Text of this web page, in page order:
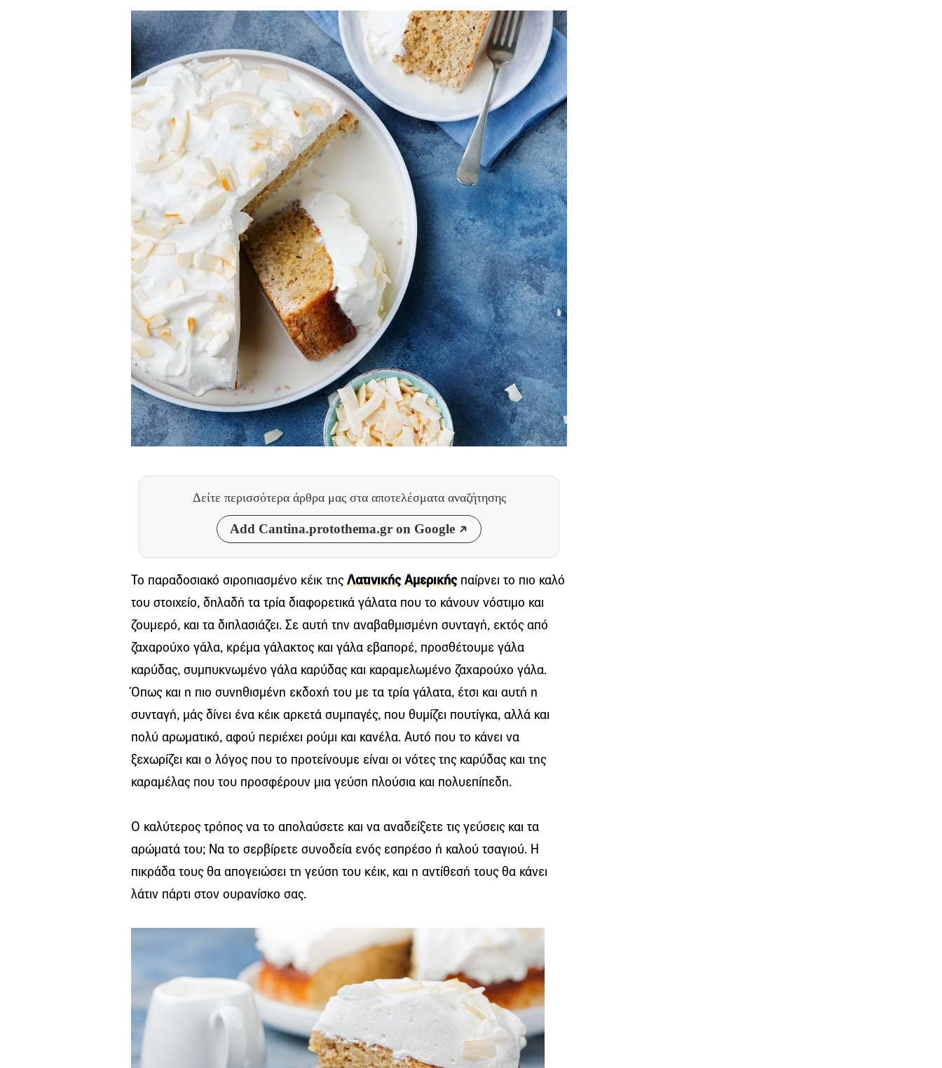
Δείτε περισσότερα άρθρα μας στα αποτελέσματα αναζήτησης
Add Cantina.protothema.gr on Google
Το παραδοσιακό σιροπιασμένο κέικ της Λατινικής Αμερικήςπαίρνει το πιο καλό
του στοιχείο, δηλαδή τα τρία διαφορετικά γάλατα που το κάνουν νόστιμο και
ζουμερό, και τα διπλασιάζει. Σε αυτή την αναβαθμισμένη συνταγή, εκτός από
ζαχαρούχο γάλα, κρέμα γάλακτος και γάλα εβαπορέ, προσθέτουμε γάλα
καρύδας, συμπυκνωμένο γάλα καρύδας και καραμελωμένο ζαχαρούχο γάλα.
Όπως και η πιο συνηθισμένη εκδοχή του με τα τρία γάλατα, έτσι και αυτή η
συνταγή, μάς δίνει ένα κέικ αρκετά συμπαγές, που θυμίζει πουτίγκα, αλλά και
πολύ αρωματικό, αφού περιέχει ρούμι και κανέλα. Αυτό που το κάνει να
ξεχωρίζει και ο λόγος που το προτείνουμε είναι οι νότες της καρύδας και της
καραμέλας που του προσφέρουν μια γεύση πλούσια και πολυεπίπεδη.
Ο καλύτερος τρόπος να το απολαύσετε και να αναδείξετε τις γεύσεις και τα
αρώματά του; Να το σερβίρετε συνοδεία ενός εσπρέσο ή καλού τσαγιού. Η
πικράδα τους θα απογειώσει τη γεύση του κέικ, και η αντίθεσή τους θα κάνει
λάτιν πάρτι στον ουρανίσκο σας.